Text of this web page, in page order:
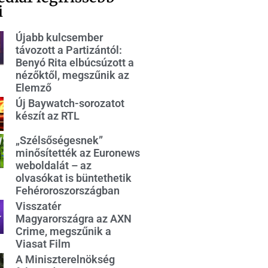
Újabb kulcsember
távozott a Partizántól:
Benyó Rita elbúcsúzott a
nézőktől, megszűnik az
Elemző
Új Baywatch-sorozatot
készít az RTL
„Szélsőségesnek”
minősítették az Euronews
weboldalát – az
olvasókat is büntethetik
Fehéroroszországban
Visszatér
Magyarországra az AXN
Crime, megszűnik a
Viasat Film
A Miniszterelnökség